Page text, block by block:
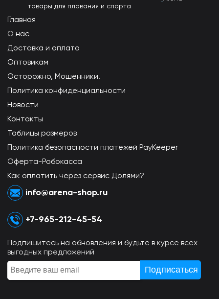
товары для плавания и спорта
Главная
О нас
Доставка и оплата
Оптовикам
Осторожно, Мошенники!
Политика конфиденциальности
Новости
Контакты
Таблицы размеров
Политика безопасности платежей PayKeeper
Оферта-Робокасса
Как оплатить через сервис Долями?
info@arena-shop.ru
+7-965-212-45-54
Подпишитесь на обновления и будьте в курсе всех
выгодных предложений